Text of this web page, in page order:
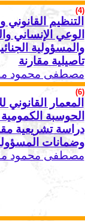
(4)
التنظيم
الوعي الإنساني
والمسؤولية
تأصيلية مقارنة
مصطفى محمود
(6)
المعمار
الحوسبة
دراسة تشريعية
وضمانات
مصطفى محمود